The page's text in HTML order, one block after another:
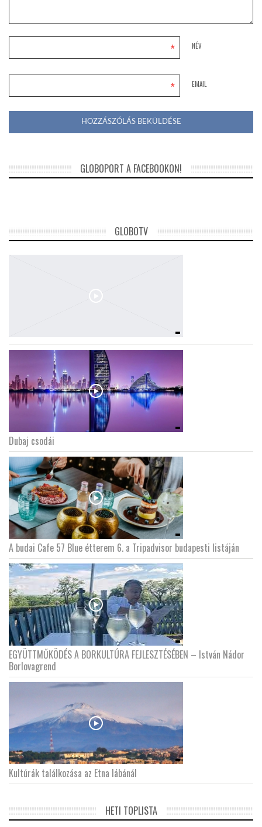
NÉV
*
EMAIL
*
GLOBOPORT A FACEBOOKON!
GLOBOTV
Dubaj csodái
A budai Cafe 57 Blue étterem 6. a Tripadvisor budapesti listáján
EGYÜTTMŰKÖDÉS A BORKULTÚRA FEJLESZTÉSÉBEN – István Nádor
Borlovagrend
Kultúrák találkozása az Etna lábánál
HETI TOPLISTA